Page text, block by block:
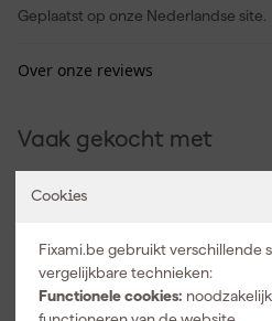
Cookies
Fixami.be gebruikt verschillende
vergelijkbare technieken:
Functionele cookies:
Geplaatst op onze Nederlandse site.
Over onze reviews
Vaak gekocht met